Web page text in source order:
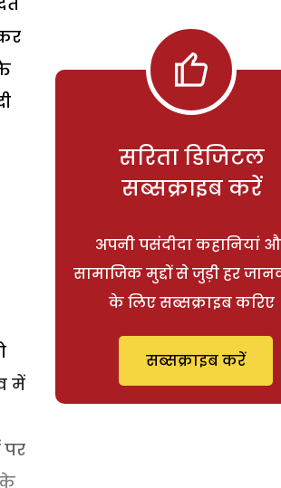
में
पर
के
सरिता डिजिटल
सब्सक्राइब करें
अपनी पसंदीदा कहानियां
सामाजिक मुद्दों से जुड़ी हर
के लिए सब्सक्राइब करिए
सब्सक्राइब करें